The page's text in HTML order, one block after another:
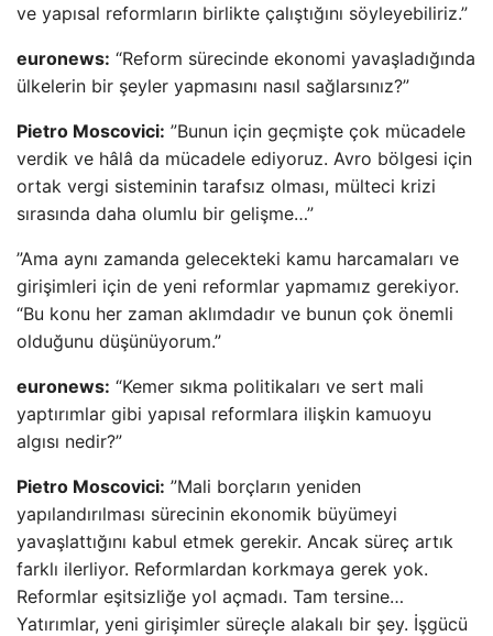
ve yapısal reformların birlikte çalıştığını söyleyebiliriz.”
euronews: “Reform sürecinde ekonomi yavaşladığında
ülkelerin bir şeyler yapmasını nasıl sağlarsınız?”
Pietro Moscovici: ”Bunun için geçmişte çok mücadele
verdik ve hâlâ da mücadele ediyoruz. Avro bölgesi için
ortak vergi sisteminin tarafsız olması, mülteci krizi
sırasında daha olumlu bir gelişme…”
”Ama aynı zamanda gelecekteki kamu harcamaları ve
girişimleri için de yeni reformlar yapmamız gerekiyor.
“Bu konu her zaman aklımdadır ve bunun çok önemli
olduğunu düşünüyorum.”
euronews: “Kemer sıkma politikaları ve sert mali
yaptırımlar gibi yapısal reformlara ilişkin kamuoyu
algısı nedir?”
Pietro Moscovici: ”Mali borçların yeniden
yapılandırılması sürecinin ekonomik büyümeyi
yavaşlattığını kabul etmek gerekir. Ancak süreç artık
farklı ilerliyor. Reformlardan korkmaya gerek yok.
Reformlar eşitsizliğe yol açmadı. Tam tersine…
Yatırımlar, yeni girişimler süreçle alakalı bir şey. İşgücü